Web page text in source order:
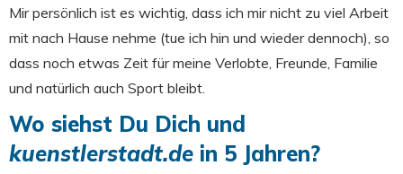
Mir persönlich ist es wichtig, dass ich mir nicht zu viel Arbeit
mit nach Hause nehme (tue ich hin und wieder dennoch), so
dass noch etwas Zeit für meine Verlobte, Freunde, Familie
und natürlich auch Sport bleibt.
Wo siehst Du Dich und
kuenstlerstadt.de in 5 Jahren?